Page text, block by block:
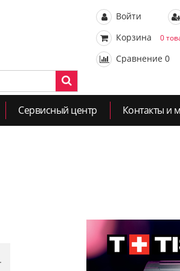
Войти
Корзина
0
Сравнение 0
Сервисный центр Контакты и